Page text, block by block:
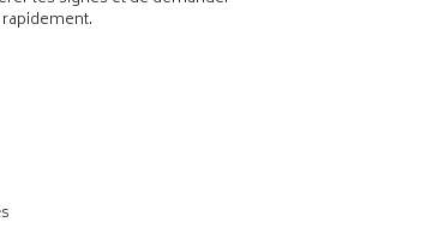
rapidement.